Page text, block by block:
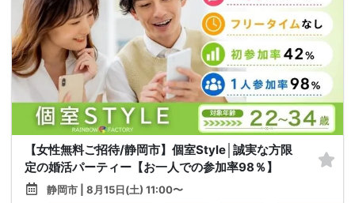
【女性無料ご招待/静岡市】個室Style│誠実な方限
定の婚活パーティー【お一人での参加率98％】
静岡市 | 8月15日(土) 11:00〜